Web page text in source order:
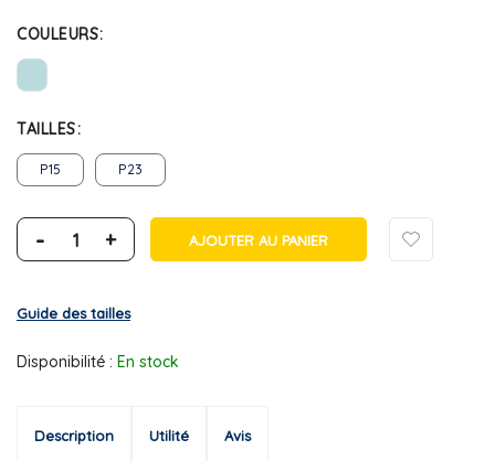
COULEURS
TAILLES
P15 P23
- + AJOUTER AU PANIER
Guide des tailles
Disponibilité : En stock
Description Utilité Avis